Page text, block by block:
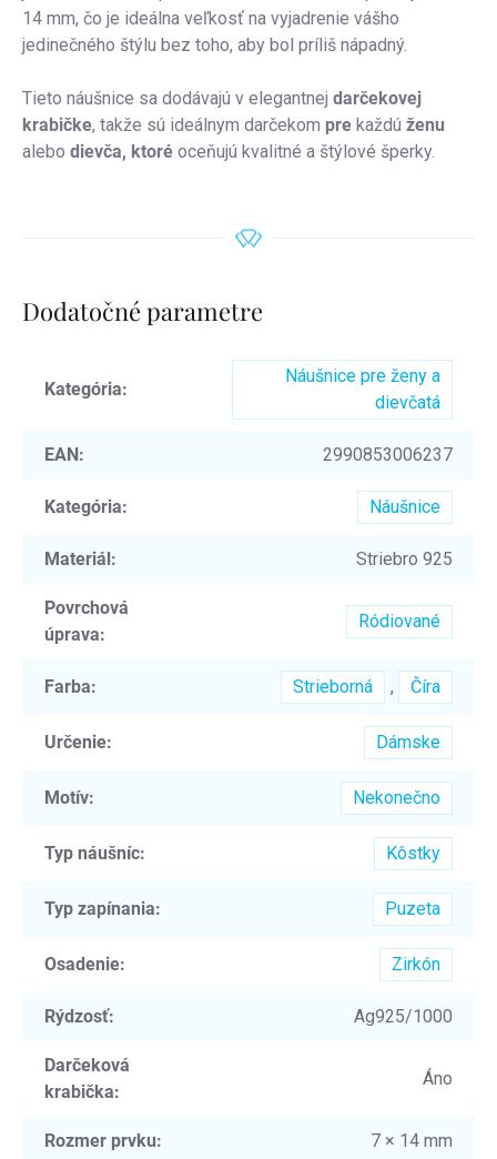
14 mm, čo je ideálna veľkosť na vyjadrenie vášho
jedinečného štýlu bez toho, aby bol príliš nápadný.
Tieto náušnice sa dodávajú v elegantnej darčekovej
krabičke, takže sú ideálnym darčekom pre každú ženu
alebo dievča, ktoré oceňujú kvalitné a štýlové šperky.
Dodatočné parametre
Kategória:
Náušnice pre ženy a
dievčatá
EAN: 2990853006237
Kategória: Náušnice
Materiál: Striebro 925
Povrchová
úprava:
Ródiované
Farba: Strieborná , Číra
Určenie: Dámske
Motív: Nekonečno
Typ náušníc: Kôstky
Typ zapínania: Puzeta
Osadenie: Zirkón
Rýdzosť: Ag925/1000
Darčeková
krabička:
Áno
Rozmer prvku: 7 × 14 mm